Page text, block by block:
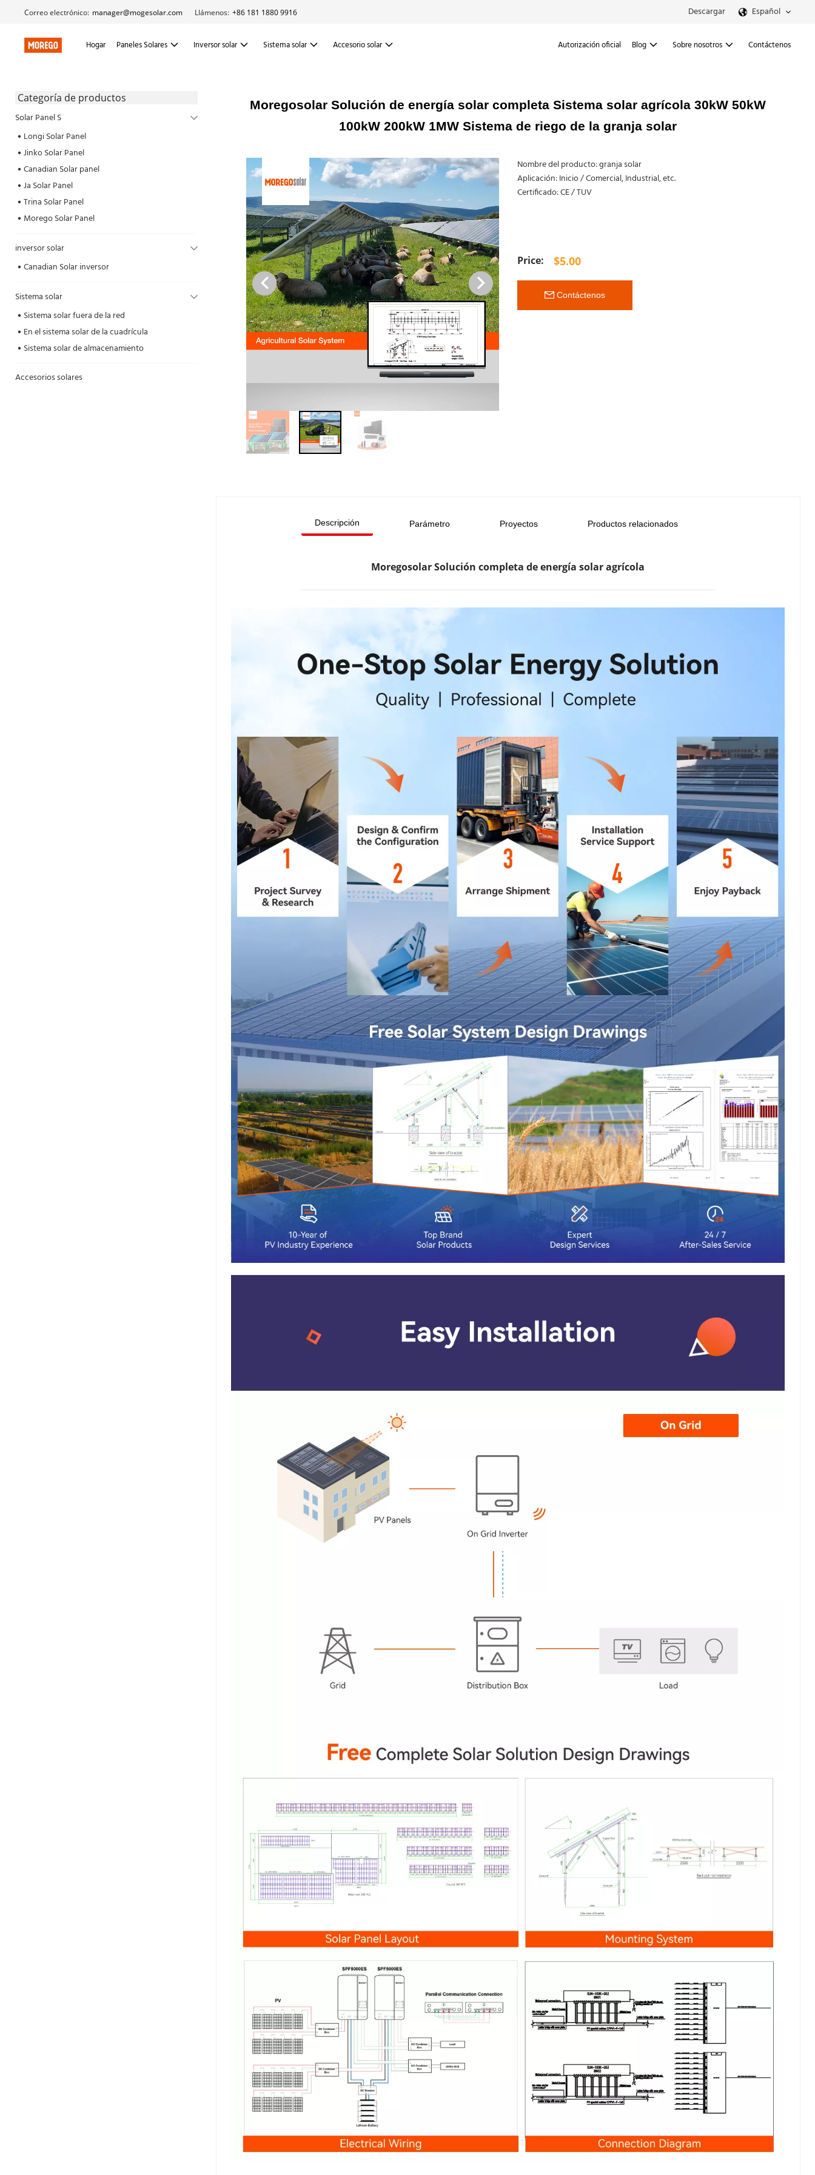
Correo electrónico: manager@mogesolar.com Llámenos: +86 181 1880 9916 Descargar Español
Hogar Paneles Solares Inversor solar Sistema solar Accesorio solar Autorización oficial Blog Sobre nosotros Contáctenos
Categoría de productos
Solar Panel S
Longi Solar Panel
Jinko Solar Panel
Canadian Solar panel
Ja Solar Panel
Trina Solar Panel
Morego Solar Panel
inversor solar
Canadian Solar inversor
Sistema solar
Sistema solar fuera de la red
En el sistema solar de la cuadrícula
Sistema solar de almacenamiento
Accesorios solares
Moregosolar Solución de energía solar completa Sistema solar agrícola 30kW 50kW
100kW 200kW 1MW Sistema de riego de la granja solar
Nombre del producto: granja solar
Aplicación: Inicio / Comercial, Industrial, etc.
Certificado: CE / TUV
$5.00
Contáctenos
Descripción Parámetro Proyectos Productos relacionados
Moregosolar Solución completa de energía solar agrícola